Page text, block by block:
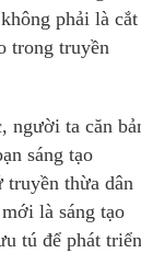
phải là cắt
trong truyền
người ta căn
sáng tạo
truyền thừa dân
là sáng tạo
tú để phát